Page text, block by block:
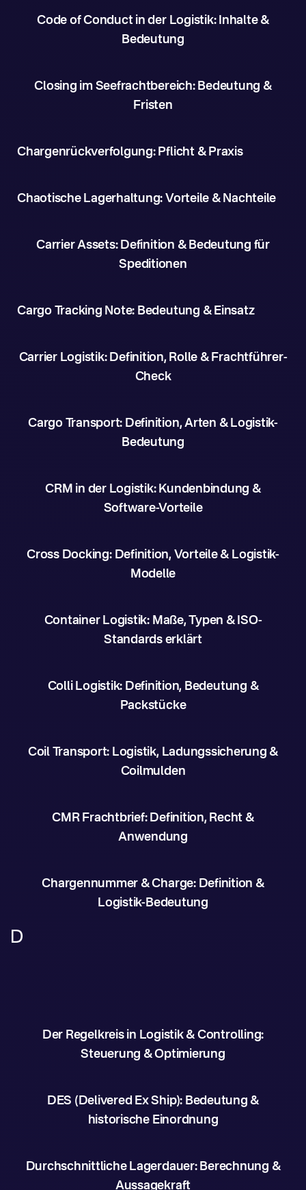
Code of Conduct in der Logistik: Inhalte &
Bedeutung
Closing im Seefrachtbereich: Bedeutung &
Fristen
Chargenrückverfolgung: Pflicht & Praxis
Chaotische Lagerhaltung: Vorteile & Nachteile
Carrier Assets: Definition & Bedeutung für
Speditionen
Cargo Tracking Note: Bedeutung & Einsatz
Carrier Logistik: Definition, Rolle & Frachtführer-
Check
Cargo Transport: Definition, Arten & Logistik-
Bedeutung
CRM in der Logistik: Kundenbindung &
Software-Vorteile
Cross Docking: Definition, Vorteile & Logistik-
Modelle
Container Logistik: Maße, Typen & ISO-
Standards erklärt
Colli Logistik: Definition, Bedeutung &
Packstücke
Coil Transport: Logistik, Ladungssicherung &
Coilmulden
CMR Frachtbrief: Definition, Recht &
Anwendung
Chargennummer & Charge: Definition &
Logistik-Bedeutung
D
Der Regelkreis in Logistik & Controlling:
Steuerung & Optimierung
DES (Delivered Ex Ship): Bedeutung &
historische Einordnung
Durchschnittliche Lagerdauer: Berechnung &
Aussagekraft